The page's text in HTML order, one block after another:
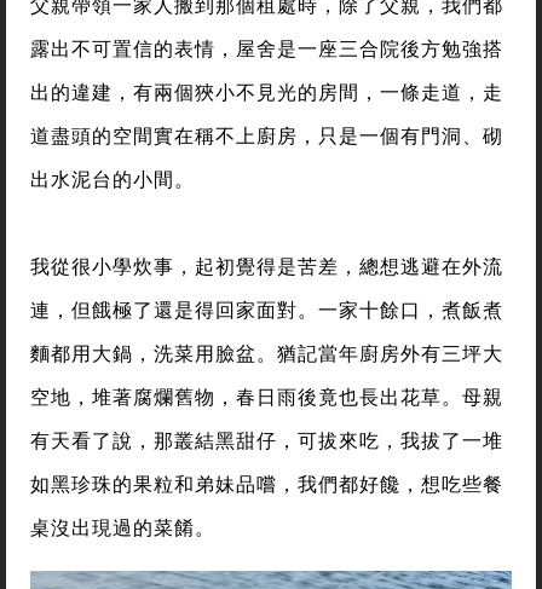
露出不可置信的表情，屋舍是一座三合院後方勉強搭
出的違建，有兩個狹小不見光的房間，一條走道，走
道盡頭的空間實在稱不上廚房，只是一個有門洞、砌
出水泥台的小間。
我從很小學炊事，起初覺得是苦差，總想逃避在外流
連，但餓極了還是得回家面對。一家十餘口，煮飯煮
麵都用大鍋，洗菜用臉盆。猶記當年廚房外有三坪大
空地，堆著腐爛舊物，春日雨後竟也長出花草。母親
有天看了說，那叢結黑甜仔，可拔來吃，我拔了一堆
如黑珍珠的果粒和弟妹品嚐，我們都好饞，想吃些餐
桌沒出現過的菜餚。